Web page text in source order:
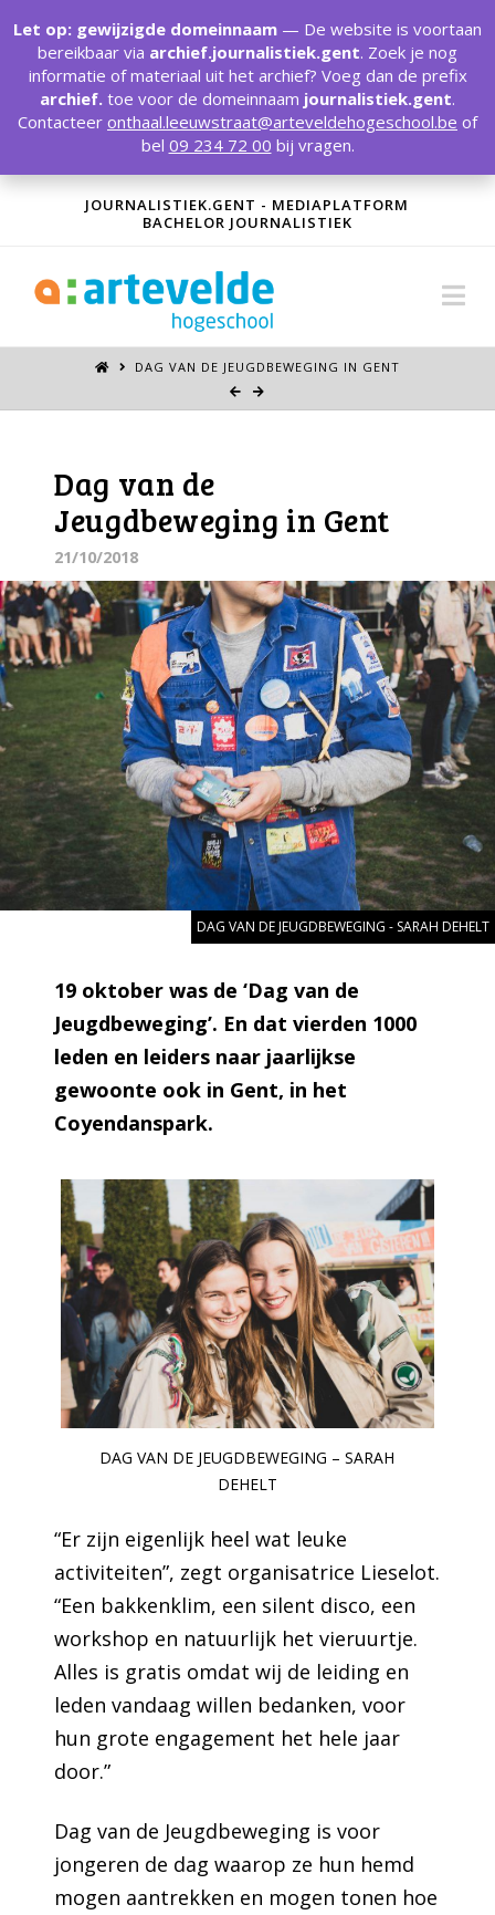
JOURNALISTIEK.GENT - MEDIAPLATFORM
BACHELOR JOURNALISTIEK
DAG VAN DE JEUGDBEWEGING IN GENT
Dag van de
Jeugdbeweging in Gent
21/10/2018
DAG VAN DE JEUGDBEWEGING - SARAH DEHELT
19 oktober was de ‘Dag van de
Jeugdbeweging’. En dat vierden 1000
leden en leiders naar jaarlijkse
gewoonte ook in Gent, in het
Coyendanspark.
DAG VAN DE JEUGDBEWEGING – SARAH
DEHELT
“Er zijn eigenlijk heel wat leuke
activiteiten”, zegt organisatrice Lieselot.
“Een bakkenklim, een silent disco, een
workshop en natuurlijk het vieruurtje.
Alles is gratis omdat wij de leiding en
leden vandaag willen bedanken, voor
hun grote engagement het hele jaar
door.”
Dag van de Jeugdbeweging is voor
jongeren de dag waarop ze hun hemd
mogen aantrekken en mogen tonen hoe
Let op: gewijzigde domeinnaam — De website is voortaan
bereikbaar via archief.journalistiek.gent. Zoek je nog
informatie of materiaal uit het archief? Voeg dan de prefix
archief. toe voor de domeinnaam journalistiek.gent.
Contacteer onthaal.leeuwstraat@arteveldehogeschool.be of
bel 09 234 72 00 bij vragen.